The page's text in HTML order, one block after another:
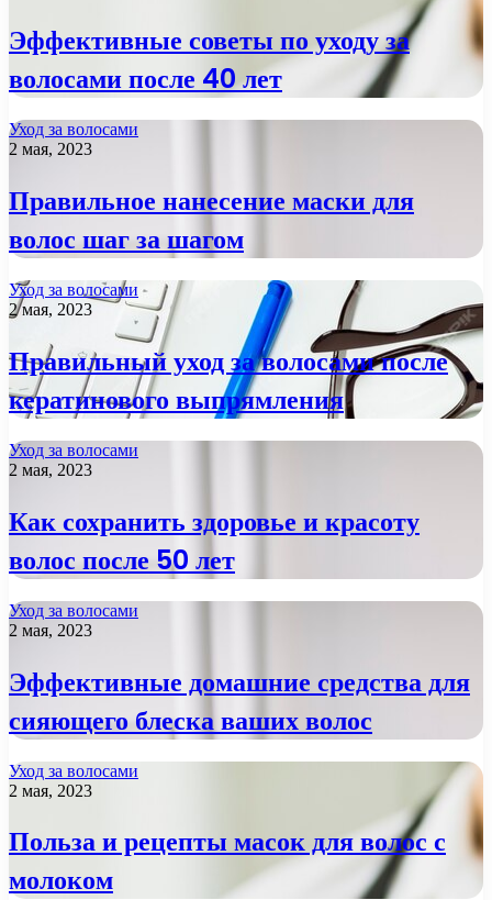
Эффективные советы по уходу за
волосами после 40 лет
Уход за волосами
2 мая, 2023
Правильное нанесение маски для
волос шаг за шагом
Уход за волосами
2 мая, 2023
Правильный уход за волосами после
кератинового выпрямления
Уход за волосами
2 мая, 2023
Как сохранить здоровье и красоту
волос после 50 лет
Уход за волосами
2 мая, 2023
Эффективные домашние средства для
сияющего блеска ваших волос
Уход за волосами
2 мая, 2023
Польза и рецепты масок для волос с
молоком